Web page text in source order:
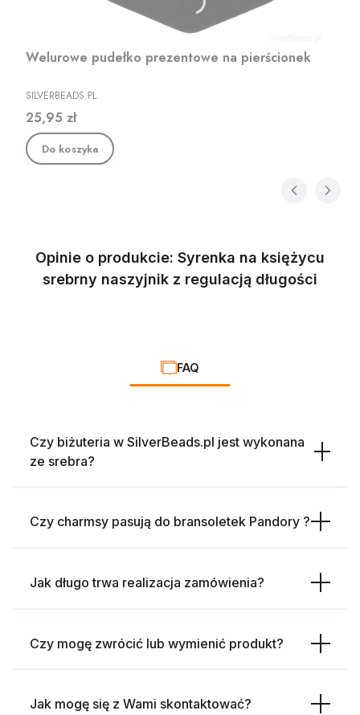
Welurowe pudełko prezentowe na pierścionek
PRODUCENT
SILVERBEADS.PL
Cena
25,95 zł
Do koszyka
Opinie o produkcie: Syrenka na księżycu
srebrny naszyjnik z regulacją długości
FAQ
Czy biżuteria w SilverBeads.pl jest wykonana
ze srebra?
Czy charmsy pasują do bransoletek Pandory ?
Jak długo trwa realizacja zamówienia?
Czy mogę zwrócić lub wymienić produkt?
Jak mogę się z Wami skontaktować?